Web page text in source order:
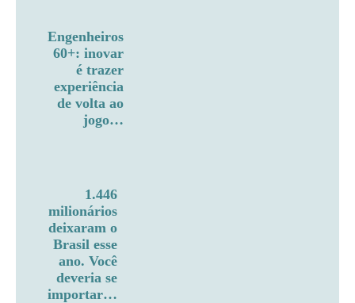
Engenheiros
60+: inovar
é trazer
experiência
de volta ao
jogo…
1.446
milionários
deixaram o
Brasil esse
ano. Você
deveria se
importar…